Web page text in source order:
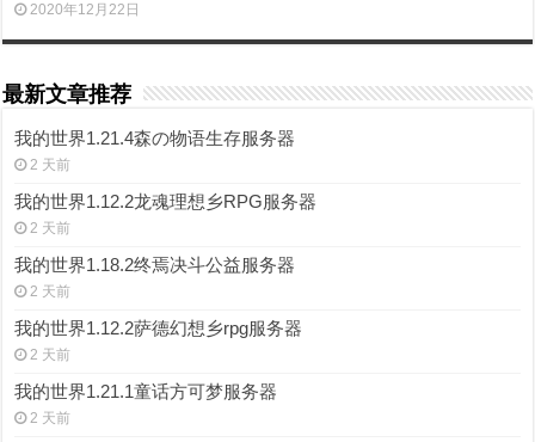
2020年12月22日
最新文章推荐
我的世界1.21.4森の物语生存服务器
2 天前
我的世界1.12.2龙魂理想乡RPG服务器
2 天前
我的世界1.18.2终焉决斗公益服务器
2 天前
我的世界1.12.2萨德幻想乡rpg服务器
2 天前
我的世界1.21.1童话方可梦服务器
2 天前